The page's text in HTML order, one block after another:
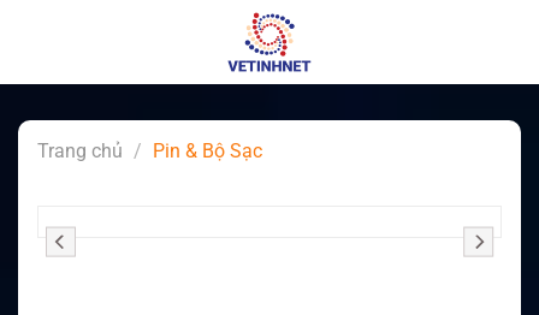
Trang chủ / Pin & Bộ Sạc